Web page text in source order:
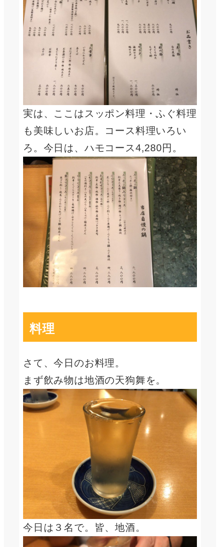
実は、ここはスッポン料理・ふぐ料理
も美味しいお店。コース料理いろい
ろ。今日は、ハモコース4,280円。
料理
さて、今日のお料理。
まず飲み物は地酒の天狗舞を。
今日は３名で。皆、地酒。